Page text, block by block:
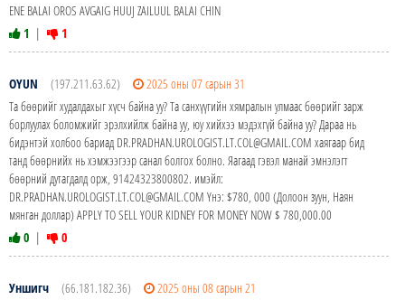
ENE BALAI OROS AVGAIG HUUJ ZAILUUL BALAI CHIN
1 | 1
OYUN (197.211.63.62)
2025 оны 07 сарын 31
Та бөөрийг худалдахыг хүсч байна уу? Та санхүүгийн хямралын улмаас бөөрийг зарж
борлуулах боломжийг эрэлхийлж байна уу, юу хийхээ мэдэхгүй байна уу? Дараа нь
бидэнтэй холбоо бариад DR.PRADHAN.UROLOGIST.LT.COL@GMAIL.COM хаягаар бид
танд бөөрнийх нь хэмжээгээр санал болгох болно. Яагаад гэвэл манай эмнэлэгт
бөөрний дутагдалд орж, 91424323800802. имэйл:
DR.PRADHAN.UROLOGIST.LT.COL@GMAIL.COM Yнэ: $780, 000 (Долоон зуун, Наян
мянган доллар) APPLY TO SELL YOUR KIDNEY FOR MONEY NOW $ 780,000.00
0 | 0
Уншигч (66.181.182.36)
2025 оны 08 сарын 21